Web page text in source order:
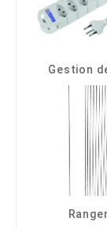
Gestion